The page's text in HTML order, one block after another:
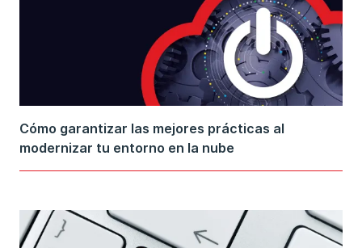
Cómo garantizar las mejores prácticas al
modernizar tu entorno en la nube